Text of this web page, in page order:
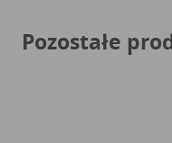
Pozostałe